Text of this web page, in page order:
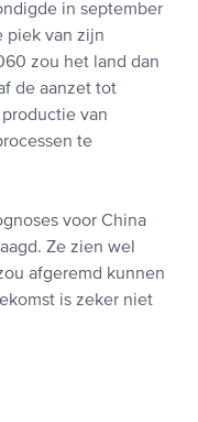
in september
piek van zijn
zou het land dan
de aanzet tot
van
te
voor China
Ze zien wel
afgeremd kunnen
is zeker niet